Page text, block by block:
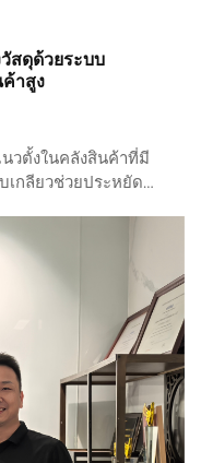
สดุด้วยระบบ
าสูง
วตั้งในคลังสินค้าที่มี
เกลียวช่วยประหยัด
รงงาน ดูวิธีเพิ่ม
องคุณได้ตั้งแต่วันนี้